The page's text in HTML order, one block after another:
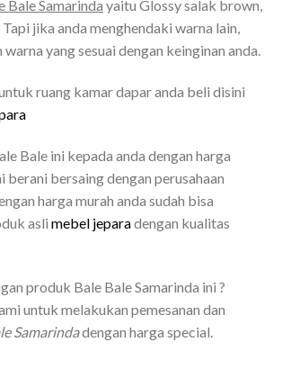
Bale Samarinda yaitu Glossy salak brown,
jika anda menghendaki warna lain,
yang sesuai dengan keinginan anda.
ruang kamar dapar anda beli disini
Bale ini kepada anda dengan harga
berani bersaing dengan perusahaan
harga murah anda sudah bisa
asli mebel jeparadengan kualitas
produk Bale Bale Samarinda ini ?
untuk melakukan pemesanan dan
Samarindadengan harga special.